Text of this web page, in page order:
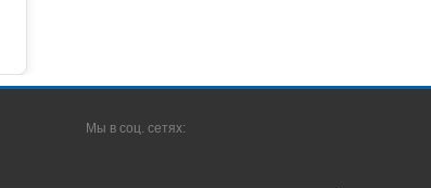
Мы в соц. сетях: